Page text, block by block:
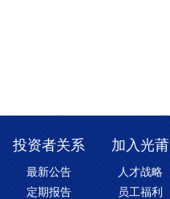
投资者关系
最新公告
定期报告
加入光莆
人才战略
员工福利